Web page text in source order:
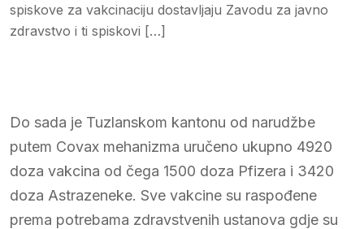
spiskove za vakcinaciju dostavljaju Zavodu za javno
zdravstvo i ti spiskovi […]
Do sada je Tuzlanskom kantonu od narudžbe
putem Covax mehanizma uručeno ukupno 4920
doza vakcina od čega 1500 doza Pfizera i 3420
doza Astrazeneke. Sve vakcine su raspođene
prema potrebama zdravstvenih ustanova gdje su